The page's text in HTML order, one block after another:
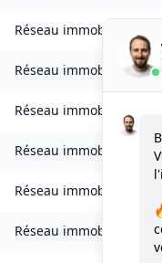
Réseau immobilier
Réseau immobilier
Réseau immobilier
Réseau immobilier
Réseau immobilier
Réseau immobilier